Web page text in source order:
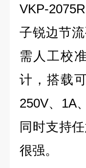
VKP-
子锐边节
需人工校
计，搭载
250V、1A
同时支持
很强。